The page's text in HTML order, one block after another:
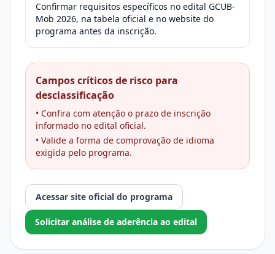
Confirmar requisitos específicos no edital GCUB-
Mob 2026, na tabela oficial e no website do
programa antes da inscrição.
Campos críticos de risco para
desclassificação
• Confira com atenção o prazo de inscrição
informado no edital oficial.
• Valide a forma de comprovação de idioma
exigida pelo programa.
Acessar site oficial do programa
Solicitar análise de aderência ao edital